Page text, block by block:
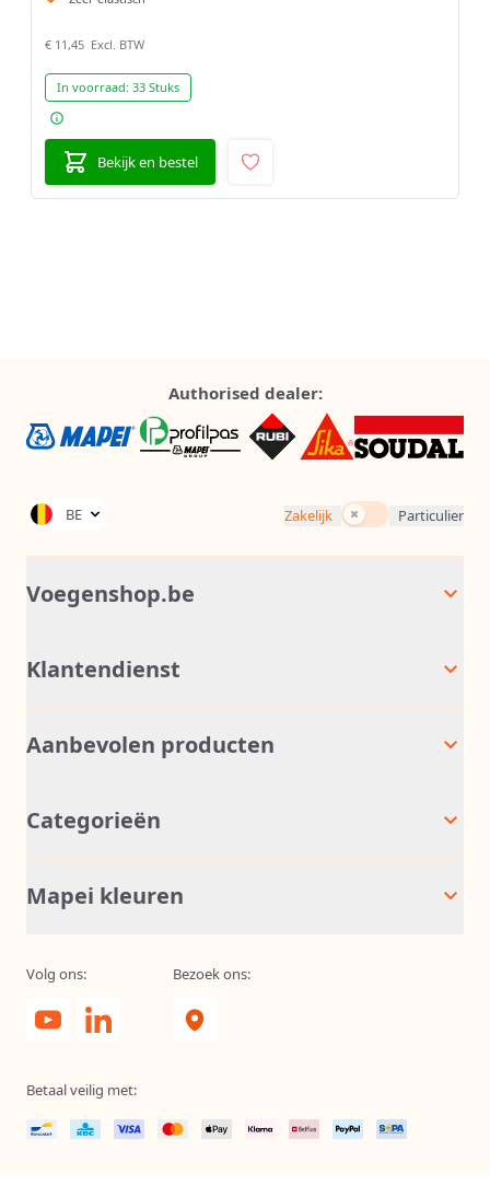
€ 11,45
In voorraad: 33 Stuks
Bekijk en bestel
Authorised dealer:
BE Zakelijk Incl. BTWParticulier
Voegenshop.be
Klantendienst
Aanbevolen producten
Categorieën
Mapei kleuren
Volg ons: Bezoek ons:
Betaal veilig met: